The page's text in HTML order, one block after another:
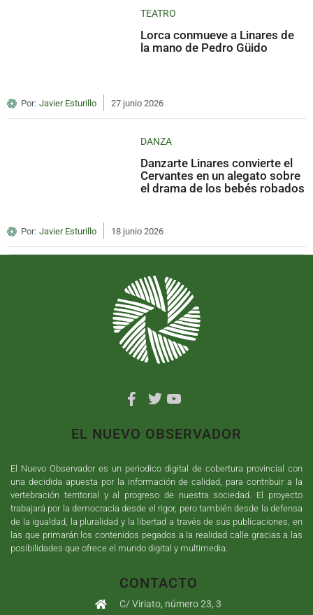
TEATRO
Lorca conmueve a Linares de
la mano de Pedro Güido
Por: Javier Esturillo 27 junio 2026
DANZA
Danzarte Linares convierte el
Cervantes en un alegato sobre
el drama de los bebés robados
Por: Javier Esturillo 18 junio 2026
EL NUEVO OBSERVADOR
El Nuevo Observador es un periodico digital de cobertura provincial con
una decidida apuesta por la información de calidad, para contribuir a la
vertebración territorial y al progreso de nuestra sociedad. El proyecto
trabajará por la democracia desde el rigor, pero también desde la defensa
de la igualdad, la pluralidad y la libertad a través de sus publicaciones, en
las que primarán los contenidos pegados a la realidad calle gracias a las
posibilidades que ofrece el mundo digital y multimedia.
CONTACTO
C/ Viriato, número 23, 3